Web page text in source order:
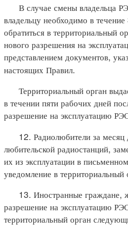
В случае смены владельца
владельцу необходимо в
обратиться в территориальный
нового разрешения на
представлением документов,
настоящих Правил.
Территориальный орган
в течении пяти рабочих дней
разрешение на эксплуатацию
12. Радиолюбители за месяц
любительской радиостанций,
их из эксплуатации в
уведомление в территориальный
13. Иностранные граждане,
разрешение на эксплуатацию
территориальный орган